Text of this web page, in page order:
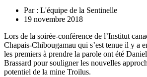
Par : L'équipe de la Sentinelle
19 novembre 2018
Lors de la soirée-conférence de l’Institut
Chapais-Chibougamau qui s’est tenue il y a
les premiers à prendre la parole ont été
Brassard pour souligner les nouvelles
potentiel de la mine Troilus.